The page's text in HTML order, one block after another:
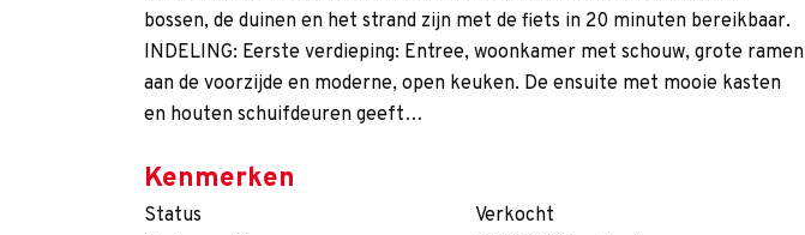
bossen, de duinen en het strand zijn met de fiets in 20 minuten bereikbaar.
INDELING: Eerste verdieping: Entree, woonkamer met schouw, grote ramen
aan de voorzijde en moderne, open keuken. De ensuite met mooie kasten
en houten schuifdeuren geeft…
Kenmerken
Status
Verkocht